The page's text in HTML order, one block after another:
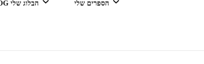
הספרים שלי הבלוג שלי MY BLOG